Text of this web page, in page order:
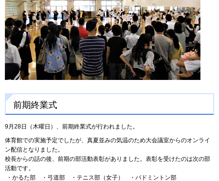
前期終業式
9月28日（木曜日）、前期終業式が行われました。
体育館での実施予定でしたが、真夏並みの気温のため大会議室からのオンライ
ン配信となりました。
校長からの話の後、前期の部活動表彰がありました。表彰を受けたのは次の部
活動です。
・かるた部 ・弓道部 ・テニス部（女子） ・バドミントン部